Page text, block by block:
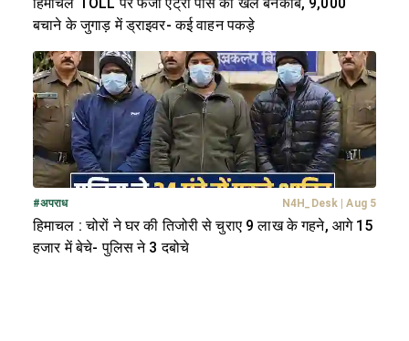
हिमाचल TOLL पर फर्जी एंट्री पास का खेल बेनकाब, 9,000
बचाने के जुगाड़ में ड्राइवर- कई वाहन पकड़े
#अपराध N4H_Desk Aug 5
हिमाचल : चोरों ने घर की तिजोरी से चुराए 9 लाख के गहने, आगे 15
हजार में बेचे- पुलिस ने 3 दबोचे